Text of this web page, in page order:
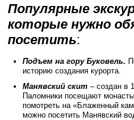
Популярные
которые нужно
посетить:
Подъем на гору Буковель.
историю создания курорта.
Манявский скит – создан в
Паломники посещают
помотреть на «Блаженный
можно посетить Манявский